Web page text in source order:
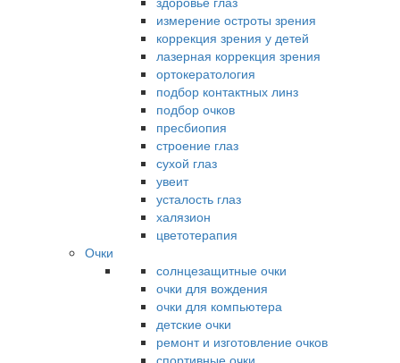
измерение остроты зрения
коррекция зрения у детей
лазерная коррекция зрения
ортокератология
подбор контактных линз
подбор очков
пресбиопия
строение глаз
сухой глаз
увеит
усталость глаз
халязион
цветотерапия
Очки
солнцезащитные очки
очки для вождения
очки для компьютера
детские очки
ремонт и изготовление очков